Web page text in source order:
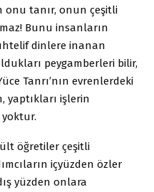
onu tanır, onun çeşitli
Bunu insanların
dinlere inanan
peygamberleri bilir,
Tanrı’nın evrenlerdeki
yaptıkları işlerin
öğretiler çeşitli
içyüzden özler
yüzden onlara